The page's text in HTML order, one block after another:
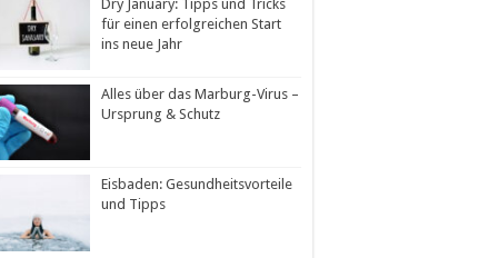
Dry January: Tipps und Tricks
für einen erfolgreichen Start
ins neue Jahr
Alles über das Marburg-Virus –
Ursprung & Schutz
Eisbaden: Gesundheitsvorteile
und Tipps